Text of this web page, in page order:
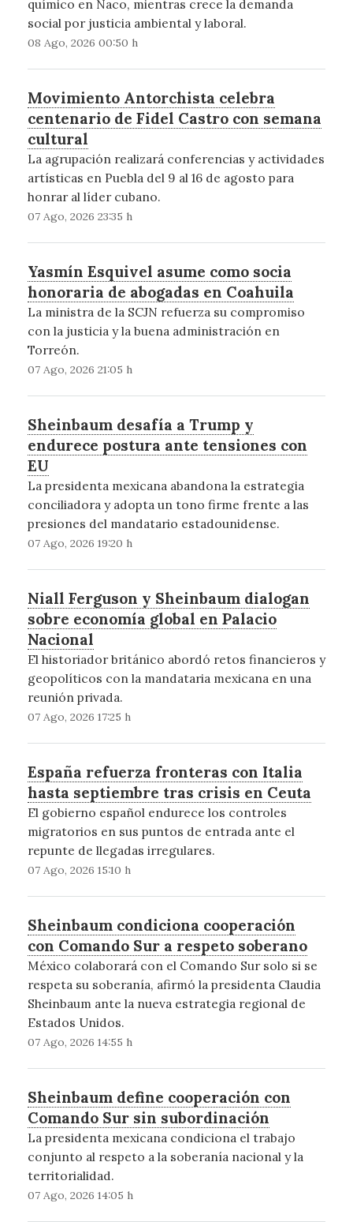
químico en Naco, mientras crece la demanda
social por justicia ambiental y laboral.
08 Ago, 2026 00:50 h
Movimiento Antorchista celebra
centenario de Fidel Castro con semana
cultural
La agrupación realizará conferencias y actividades
artísticas en Puebla del 9 al 16 de agosto para
honrar al líder cubano.
07 Ago, 2026 23:35 h
Yasmín Esquivel asume como socia
honoraria de abogadas en Coahuila
La ministra de la SCJN refuerza su compromiso
con la justicia y la buena administración en
Torreón.
07 Ago, 2026 21:05 h
Sheinbaum desafía a Trump y
endurece postura ante tensiones con
EU
La presidenta mexicana abandona la estrategia
conciliadora y adopta un tono firme frente a las
presiones del mandatario estadounidense.
07 Ago, 2026 19:20 h
Niall Ferguson y Sheinbaum dialogan
sobre economía global en Palacio
Nacional
El historiador británico abordó retos financieros y
geopolíticos con la mandataria mexicana en una
reunión privada.
07 Ago, 2026 17:25 h
España refuerza fronteras con Italia
hasta septiembre tras crisis en Ceuta
El gobierno español endurece los controles
migratorios en sus puntos de entrada ante el
repunte de llegadas irregulares.
07 Ago, 2026 15:10 h
Sheinbaum condiciona cooperación
con Comando Sur a respeto soberano
México colaborará con el Comando Sur solo si se
respeta su soberanía, afirmó la presidenta Claudia
Sheinbaum ante la nueva estrategia regional de
Estados Unidos.
07 Ago, 2026 14:55 h
Sheinbaum define cooperación con
Comando Sur sin subordinación
La presidenta mexicana condiciona el trabajo
conjunto al respeto a la soberanía nacional y la
territorialidad.
07 Ago, 2026 14:05 h